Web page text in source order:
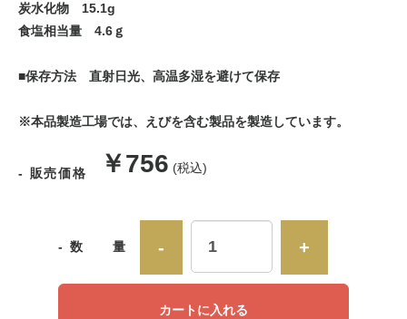
炭水化物 15.1g
食塩相当量 4.6ｇ
■保存方法 直射日光、高温多湿を避けて保存
※本品製造工場では、えびを含む製品を製造しています。
- 販売価格
販
価
￥756 (税込)
- 数 量 - +
カートに入れる